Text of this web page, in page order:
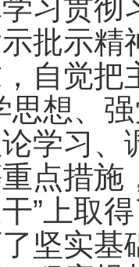
习贯彻
批示精
自觉把
思想、
学习、
点措施
”上取
坚实